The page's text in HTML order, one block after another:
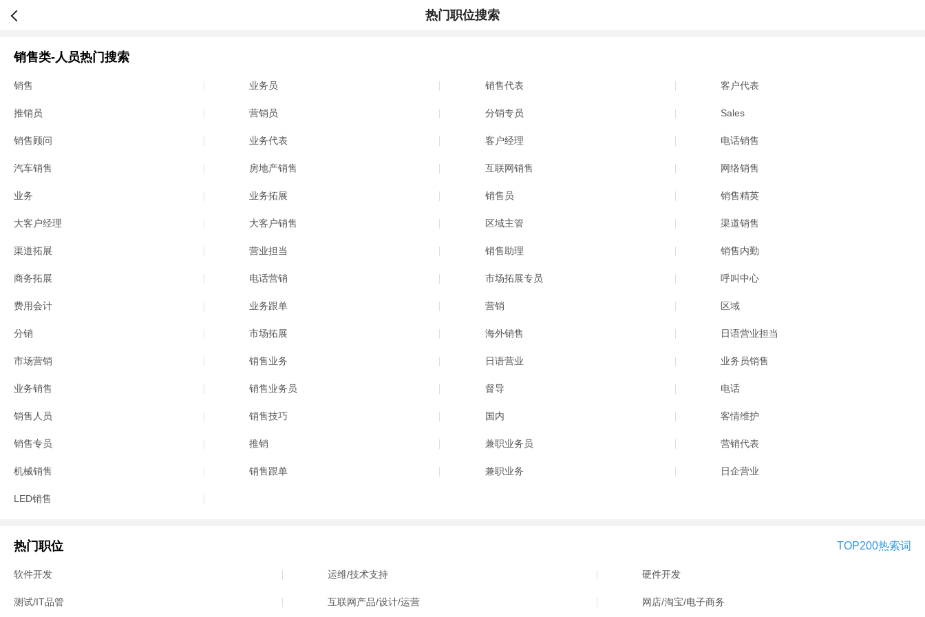
热门职位搜索
销售类-人员热门搜索
销售 业务员 销售代表 客户代表
推销员 营销员 分销专员 Sales
销售顾问 业务代表 客户经理 电话销售
汽车销售 房地产销售 互联网销售 网络销售
业务 业务拓展 销售员 销售精英
大客户经理 大客户销售 区域主管 渠道销售
渠道拓展 营业担当 销售助理 销售内勤
商务拓展 电话营销 市场拓展专员 呼叫中心
费用会计 业务跟单 营销 区域
分销 市场拓展 海外销售 日语营业担当
市场营销 销售业务 日语营业 业务员销售
业务销售 销售业务员 督导 电话
销售人员 销售技巧 国内 客情维护
销售专员 推销 兼职业务员 营销代表
机械销售 销售跟单 兼职业务 日企营业
LED销售
热门职位 TOP200热索词
软件开发 运维/技术支持 硬件开发
测试/IT品管 互联网产品/设计/运营 网店/淘宝/电子商务